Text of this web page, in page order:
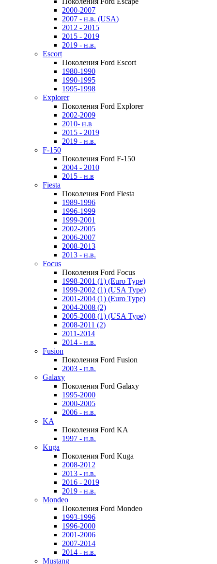
2000-2007
2007 - н.в. (USA)
2012 - 2015
2015 - 2019
2019 - н.в.
Escort
Поколения Ford Escort
1980-1990
1990-1995
1995-1998
Explorer
Поколения Ford Explorer
2002-2009
2010- н.в
2015 - 2019
2019 - н.в.
F-150
Поколения Ford F-150
2004 - 2010
2015 - н.в
Fiesta
Поколения Ford Fiesta
1989-1996
1996-1999
1999-2001
2002-2005
2006-2007
2008-2013
2013 - н.в.
Focus
Поколения Ford Focus
1998-2001 (1) (Euro Type)
1999-2002 (1) (USA Type)
2001-2004 (1) (Euro Type)
2004-2008 (2)
2005-2008 (1) (USA Type)
2008-2011 (2)
2011-2014
2014 - н.в.
Fusion
Поколения Ford Fusion
2003 - н.в.
Galaxy
Поколения Ford Galaxy
1995-2000
2000-2005
2006 - н.в.
KA
Поколения Ford KA
1997 - н.в.
Kuga
Поколения Ford Kuga
2008-2012
2013 - н.в.
2016 - 2019
2019 - н.в.
Mondeo
Поколения Ford Mondeo
1993-1996
1996-2000
2001-2006
2007-2014
2014 - н.в.
Mustang